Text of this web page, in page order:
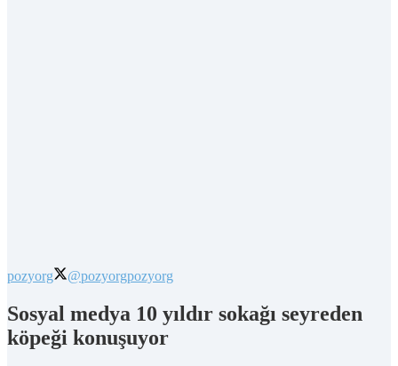
pozyorg @pozyorgpozyorg
Sosyal medya 10 yıldır sokağı seyreden
köpeği konuşuyor